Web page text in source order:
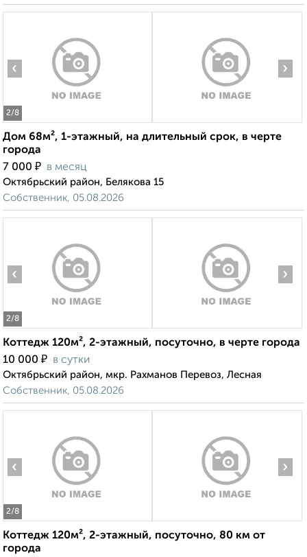
2/8
‹ ›
Дом 68м², 1-этажный, на длительный срок, в черте
города
7 000 ₽ в месяц
Октябрьский район, Белякова 15
Собственник, 05.08.2026
2/8
‹ ›
Коттедж 120м², 2-этажный, посуточно, в черте города
10 000 ₽ в сутки
Октябрьский район, мкр. Рахманов Перевоз, Лесная
Собственник, 05.08.2026
2/8
‹ ›
Коттедж 120м², 2-этажный, посуточно, 80 км от
города